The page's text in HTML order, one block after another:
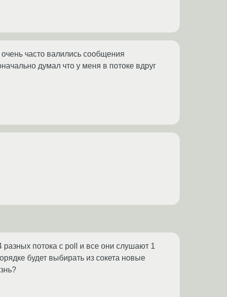
часто валились сообщения
думал что у меня в потоке вдруг
потока с poll и все они слушают 1
будет выбирать из сокета новые